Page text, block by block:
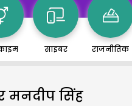
साइबर राजनीतिक
मनदीप सिंह